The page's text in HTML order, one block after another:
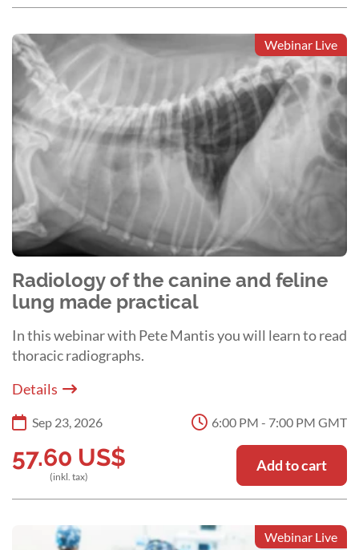
Webinar Live
Radiology of the canine and feline
lung made practical
In this webinar with Pete Mantis you will learn to read
thoracic radiographs.
Details
Sep 23, 2026 6:00 PM - 7:00 PM GMT
57.60 US$
(inkl. tax)
Add to cart
Webinar Live